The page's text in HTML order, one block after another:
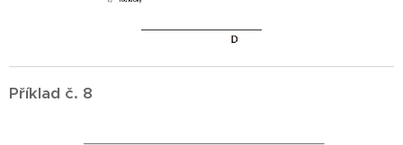
Příklad č. 8